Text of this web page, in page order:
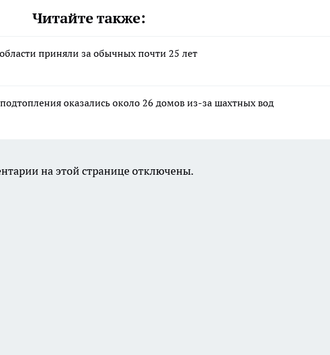
Читайте также:
приняли за обычных почти 25 лет
оказались около 26 домов из-за шахтных вод
на этой странице отключены.